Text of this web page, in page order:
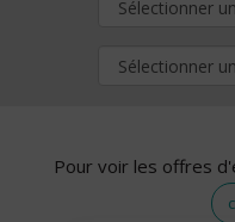
Pour voir les offres